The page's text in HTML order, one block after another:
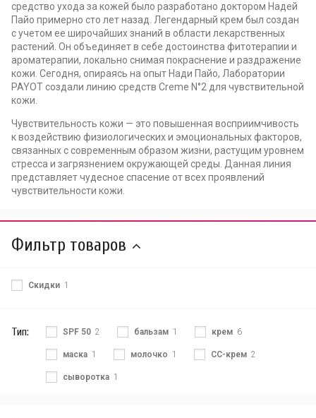
средство ухода за кожей было разработано доктором Надей
Пайо примерно сто лет назад. Легендарный крем был создан
с учетом ее широчайших знаний в области лекарственных
растений. Он объединяет в себе достоинства фитотерапии и
ароматерапии, локально снимая покраснение и раздражение
кожи. Сегодня, опираясь на опыт Нади Пайо, Лаборатории
PAYOT создали линию средств Creme N°2 для чувствительной
кожи.
Чувствительность кожи — это повышенная восприимчивость
к воздействию физиологических и эмоциональных факторов,
связанных с современным образом жизни, растущим уровнем
стресса и загрязнением окружающей среды. Данная линия
представляет чудесное спасение от всех проявлений
чувствительности кожи.
Фильтр товаров
Скидки 1
Тип: SPF 50 2 бальзам 1 крем 6
маска 1 молочко 1 СС-крем 2
сыворотка 1